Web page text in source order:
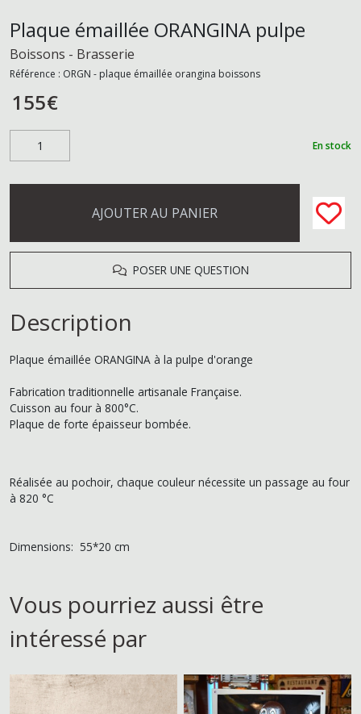
Plaque émaillée ORANGINA pulpe
Boissons - Brasserie
Référence : ORGN - plaque émaillée orangina boissons
155€
En stock
AJOUTER AU PANIER
POSER UNE QUESTION
Description
Plaque émaillée ORANGINA à la pulpe d'orange
Fabrication traditionnelle artisanale Française.
Cuisson au four à 800°C.
Plaque de forte épaisseur bombée.
Réalisée au pochoir, chaque couleur nécessite un passage au four
à 820 °C
Dimensions: 55*20 cm
Vous pourriez aussi être
intéressé par